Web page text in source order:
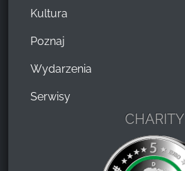
Kultura
Poznaj
Wydarzenia
Serwisy
CHARITY